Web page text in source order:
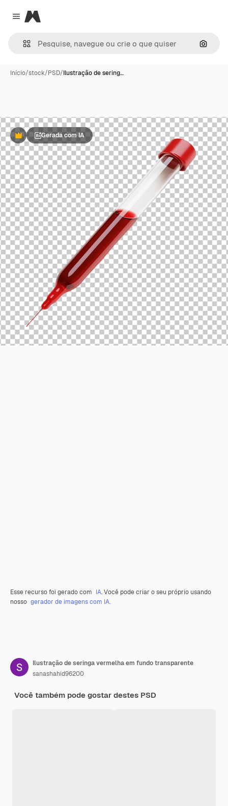
Close menu
Magnific
Início/stock/PSD/Ilustração de sering…
PremiumGerada com IA
Esse recurso foi gerado com IA. Você pode criar o seu próprio usando
nosso gerador de imagens com IA.
Ilustração de seringa vermelha em fundo transparente
sanashahid96200
Você também pode gostar destes PSD